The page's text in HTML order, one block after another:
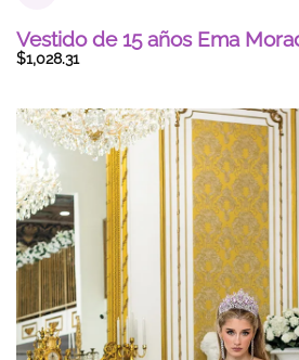
Vestido de 15 años Ema
$1,028.31